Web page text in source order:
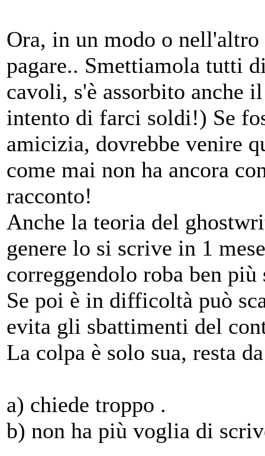
Ora, in un modo o
pagare.. Smettiamola tutti
cavoli, s'è assorbito anche
intento di farci soldi!) Se
amicizia, dovrebbe venire
come mai non ha ancora
racconto!
Anche la teoria del
genere lo si scrive in 1
correggendolo roba ben più
Se poi è in difficoltà può
evita gli sbattimenti del
La colpa è solo sua, resta
a) chiede troppo .
b) non ha più voglia di